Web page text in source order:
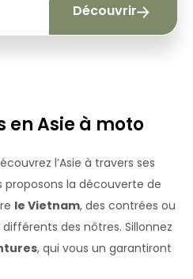
Découvrir
en Asie à moto
l’Asie à travers ses
proposons la découverte de
le Vietnam, des contrées ou
des nôtres. Sillonnez
, qui vous un garantiront